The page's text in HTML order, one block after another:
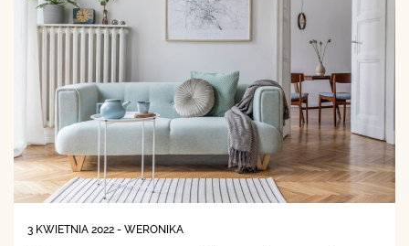
3 KWIETNIA 2022 - WERONIKA